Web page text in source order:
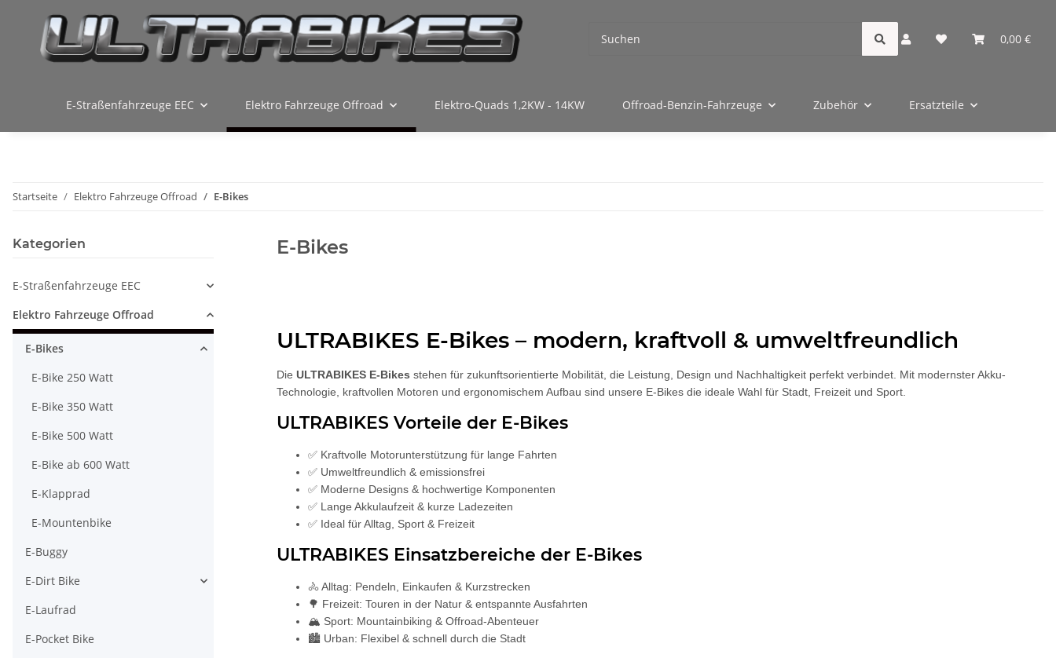
0,00 €
E-Straßenfahrzeuge EEC Elektro Fahrzeuge Offroad Elektro-Quads 1,2KW - 14KW Offroad-Benzin-Fahrzeuge Zubehör Ersatzteile
Startseite Elektro Fahrzeuge Offroad E-Bikes
E-Bikes
ULTRABIKES E-Bikes – modern, kraftvoll & umweltfreundlich
Die ULTRABIKES E-Bikes stehen für zukunftsorientierte Mobilität, die Leistung, Design und Nachhaltigkeit perfekt verbindet. Mit modernster Akku-
Technologie, kraftvollen Motoren und ergonomischem Aufbau sind unsere E-Bikes die ideale Wahl für Stadt, Freizeit und Sport.
ULTRABIKES Vorteile der E-Bikes
✅ Kraftvolle Motorunterstützung für lange Fahrten
✅ Umweltfreundlich & emissionsfrei
✅ Moderne Designs & hochwertige Komponenten
✅ Lange Akkulaufzeit & kurze Ladezeiten
✅ Ideal für Alltag, Sport & Freizeit
ULTRABIKES Einsatzbereiche der E-Bikes
🚴 Alltag: Pendeln, Einkaufen & Kurzstrecken
🌳 Freizeit: Touren in der Natur & entspannte Ausfahrten
🏔️ Sport: Mountainbiking & Offroad-Abenteuer
🏙️ Urban: Flexibel & schnell durch die Stadt
Kategorien
E-Straßenfahrzeuge EEC
Elektro Fahrzeuge Offroad
E-Bikes
E-Bike 250 Watt
E-Bike 350 Watt
E-Bike 500 Watt
E-Bike ab 600 Watt
E-Klapprad
E-Mountenbike
E-Buggy
E-Dirt Bike
E-Laufrad
E-Pocket Bike